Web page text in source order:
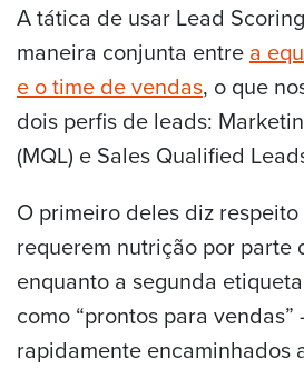
A tática de usar Lead
maneira conjunta entrea
e o time de vendas, o que
dois perfis de leads:
(MQL) e Sales Qualified
O primeiro deles diz
requerem nutrição por parte
enquanto a segunda
como “prontos para
rapidamente encaminhados